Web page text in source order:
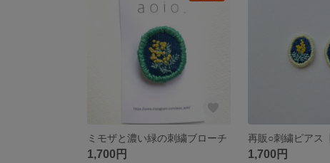
ミモザと濃い緑の刺繍ブローチ
1,700円 1,700円